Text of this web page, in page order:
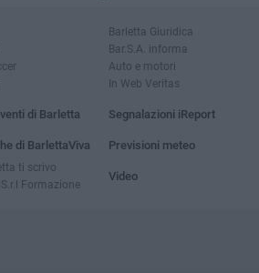
di Barletta
di BarlettaViva
ti scrivo
Formazione
Barletta Giuridica
Bar.S.A. informa
Auto e motori
In Web Veritas
Segnalazioni iReport
Previsioni meteo
Video